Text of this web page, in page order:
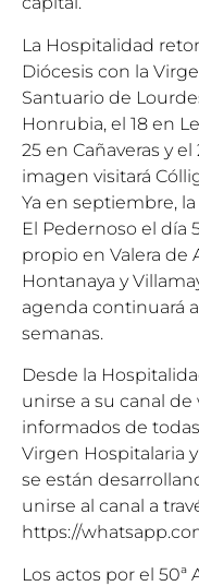
La Hospitalidad
Diócesis con la
Santuario de
Honrubia, el 18 en
25 en Cañaveras y
imagen visitará
Ya en septiembre,
El Pedernoso el día
propio en Valera de
Hontanaya y
agenda continuará
semanas.
Desde la
unirse a su canal
informados de
Virgen Hospitalaria
se están
unirse al canal a
https://
Los actos por el 50ª